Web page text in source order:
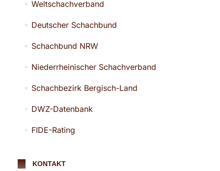
Weltschachverband
Deutscher Schachbund
Schachbund NRW
Niederrheinischer Schachverband
Schachbezirk Bergisch-Land
DWZ-Datenbank
FIDE-Rating
KONTAKT